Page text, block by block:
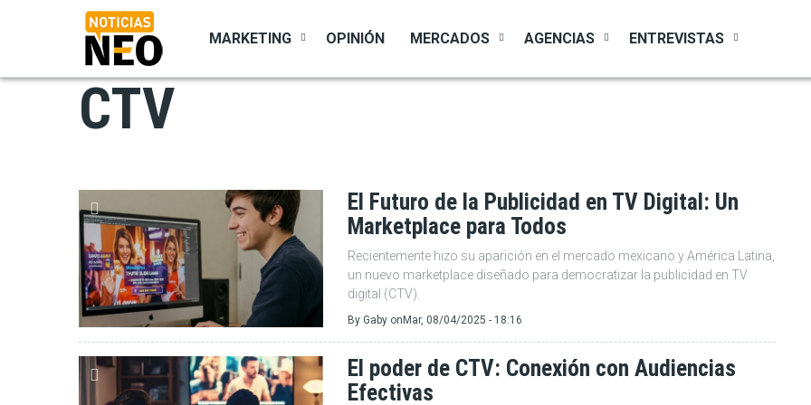
principal
MARKETING OPINIÓN MERCADOS AGENCIAS ENTREVISTAS
CTV
El Futuro de la Publicidad en TV Digital: Un
Marketplace para Todos
Recientemente hizo su aparición en el mercado mexicano y América Latina,
un nuevo marketplace diseñado para democratizar la publicidad en TV
digital (CTV).
By Gaby on Mar, 08/04/2025 - 18:16
El poder de CTV: Conexión con Audiencias
Efectivas